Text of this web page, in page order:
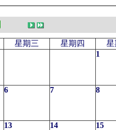
星期三 星期四
星
1
6 7 8
13 14 15